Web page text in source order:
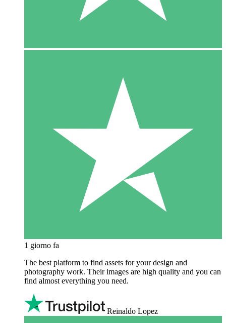
1 giorno fa
The best platform to find assets for your design and
photography work. Their images are high quality and you can
find almost everything you need.
Reinaldo Lopez